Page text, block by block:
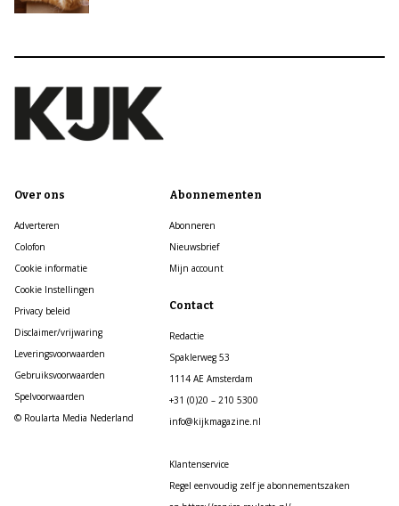
Over ons
Adverteren
Colofon
Cookie informatie
Cookie Instellingen
Privacy beleid
Disclaimer/vrijwaring
Leveringsvoorwaarden
Gebruiksvoorwaarden
Spelvoorwaarden
© Roularta Media Nederland
Abonnementen
Abonneren
Nieuwsbrief
Mijn account
Contact
Redactie
Spaklerweg 53
1114 AE Amsterdam
+31 (0)20 – 210 5300
info@kijkmagazine.nl
Klantenservice
Regel eenvoudig zelf je abonnementszaken